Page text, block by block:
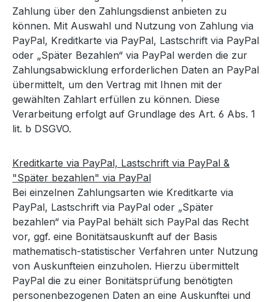
Zahlung über den Zahlungsdienst anbieten zu
können. Mit Auswahl und Nutzung von Zahlung via
PayPal, Kreditkarte via PayPal, Lastschrift via PayPal
oder „Später Bezahlen“ via PayPal werden die zur
Zahlungsabwicklung erforderlichen Daten an PayPal
übermittelt, um den Vertrag mit Ihnen mit der
gewählten Zahlart erfüllen zu können. Diese
Verarbeitung erfolgt auf Grundlage des Art. 6 Abs. 1
lit. b DSGVO.
Kreditkarte via PayPal, Lastschrift via PayPal &
"Später bezahlen" via PayPal
Bei einzelnen Zahlungsarten wie Kreditkarte via
PayPal, Lastschrift via PayPal oder „Später
bezahlen“ via PayPal behält sich PayPal das Recht
vor, ggf. eine Bonitätsauskunft auf der Basis
mathematisch-statistischer Verfahren unter Nutzung
von Auskunfteien einzuholen. Hierzu übermittelt
PayPal die zu einer Bonitätsprüfung benötigten
personenbezogenen Daten an eine Auskunftei und